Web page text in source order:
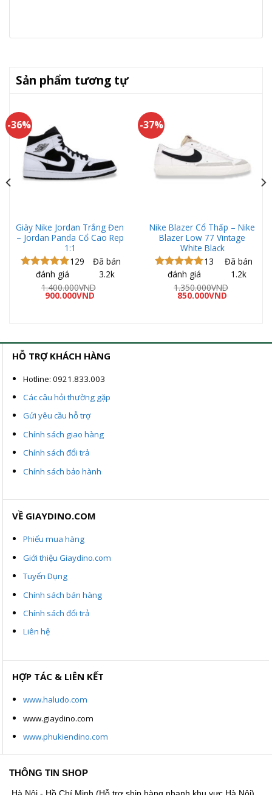
Sản phẩm tương tự
-36%
Giày Nike Jordan Trắng Đen
– Jordan Panda Cổ Cao Rep
1:1
Được xếp
hạng 4.97
129
đánh giá
Đã bán
3.2k
1.400.000VND
Giá
gốc
900.000VND
-37%
Nike Blazer Cổ Thấp – Nike
Blazer Low 77 Vintage
White Black
Được xếp
hạng 5.00
13
đánh giá
Đã bán
1.2k
1.350.000VND
Giá
gốc
850.000VND
HỖ TRỢ KHÁCH HÀNG
Hotline: 0921.833.003
Các câu hỏi thường gặp
Gửi yêu cầu hỗ trợ
Chính sách giao hàng
Chính sách đổi trả
Chính sách bảo hành
VỀ GIAYDINO.COM
Phiếu mua hàng
Giới thiệu Giaydino.com
Tuyển Dụng
Chính sách bán hàng
Chính sách đổi trả
Liên hệ
HỢP TÁC & LIÊN KẾT
www.haludo.com
www.giaydino.com
www.phukiendino.com
THÔNG TIN SHOP